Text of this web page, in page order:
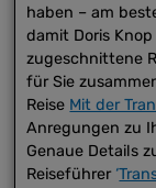
haben – am
damit Doris
zugeschnittene
für Sie
Reise Mit der
Anregungen zu
Genaue Details
Reiseführer ‘